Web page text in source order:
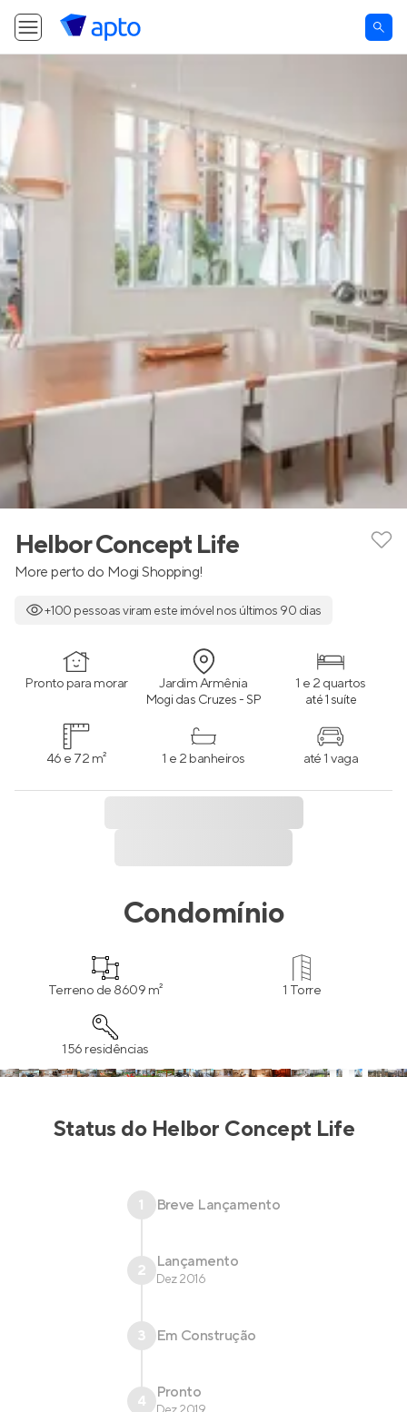
Helbor Concept Life
More perto do Mogi Shopping!
+100 pessoas viram este imóvel nos últimos 90 dias
Pronto para morar Jardim Armênia
Mogi das Cruzes - SP
1 e 2 quartos
até 1 suíte
46 e 72 m² 1 e 2 banheiros até 1 vaga
Condomínio
Terreno de 8609 m² 1 Torre
156 residências
Status do Helbor Concept Life
1 Breve Lançamento
2 Lançamento
Dez 2016
3 Em Construção
4 Pronto